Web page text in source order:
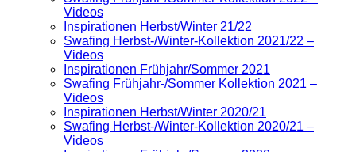
Videos
Inspirationen Herbst/Winter 21/22
Swafing Herbst-/Winter-Kollektion 2021/22 –
Videos
Inspirationen Frühjahr/Sommer 2021
Swafing Frühjahr-/Sommer Kollektion 2021 –
Videos
Inspirationen Herbst/Winter 2020/21
Swafing Herbst-/Winter-Kollektion 2020/21 –
Videos